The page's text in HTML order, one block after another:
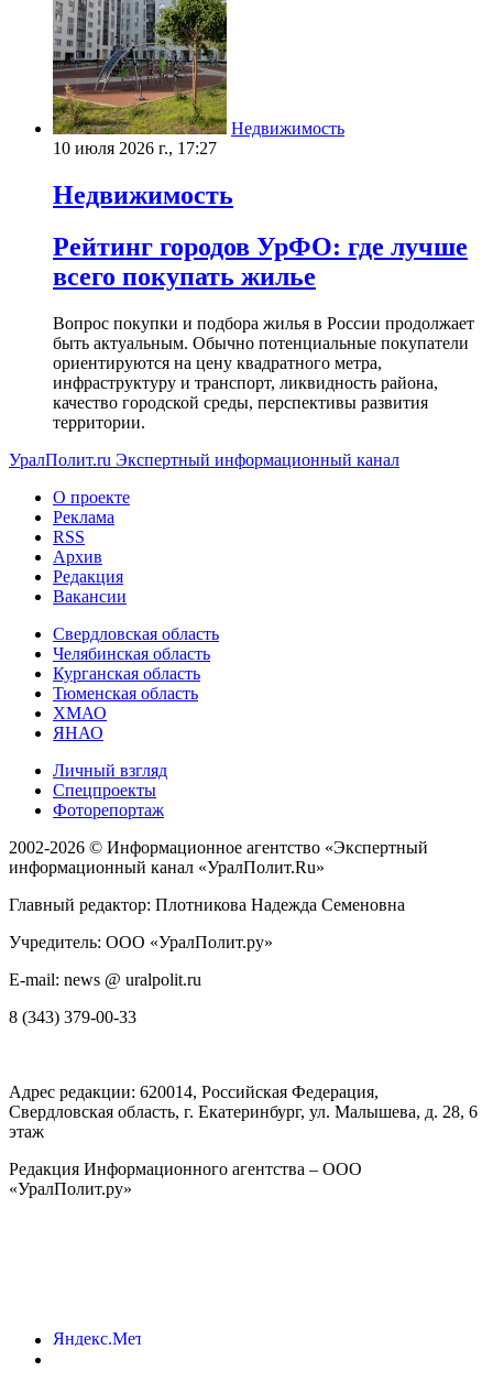
Недвижимость
10 июля 2026 г., 17:27
Недвижимость
Рейтинг городов УрФО: где лучше
всего покупать жилье
Вопрос покупки и подбора жилья в России продолжает
быть актуальным. Обычно потенциальные покупатели
ориентируются на цену квадратного метра,
инфраструктуру и транспорт, ликвидность района,
качество городской среды, перспективы развития
территории.
УралПолит.ru Экспертный информационный канал
О проекте
Реклама
RSS
Архив
Редакция
Вакансии
Свердловская область
Челябинская область
Курганская область
Тюменская область
ХМАО
ЯНАО
Личный взгляд
Спецпроекты
Фоторепортаж
2002-2026 © Информационное агентство «Экспертный
информационный канал «УралПолит.Ru»
Главный редактор: Плотникова Надежда Семеновна
Учредитель: ООО «УралПолит.ру»
E-mail: news @ uralpolit.ru
8 (343) 379-00-33
Адрес редакции: 620014, Российская Федерация,
Свердловская область, г. Екатеринбург, ул. Малышева, д. 28, 6
этаж
Редакция Информационного агентства – ООО
«УралПолит.ру»